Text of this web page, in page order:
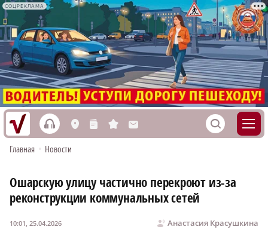
СОЦРЕКЛАМА
h L n s M S
Главная • Новости
Ошарскую улицу частично перекроют из-за
реконструкции коммунальных сетей
Анастасия Красушкина
10:01, 25.04.2026